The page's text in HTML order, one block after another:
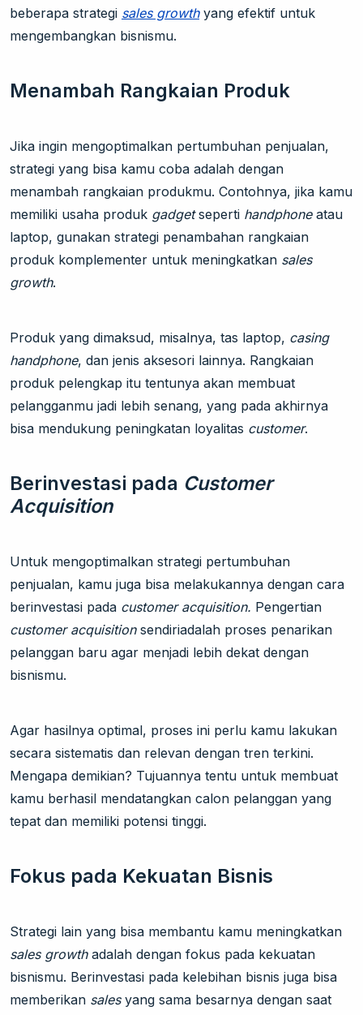
beberapa strategi sales growth yang efektif untuk
mengembangkan bisnismu.
Menambah Rangkaian Produk
Jika ingin mengoptimalkan pertumbuhan penjualan,
strategi yang bisa kamu coba adalah dengan
menambah rangkaian produkmu. Contohnya, jika kamu
memiliki usaha produk gadgetseperti handphone atau
laptop, gunakan strategi penambahan rangkaian
produk komplementer untuk meningkatkan sales
growth.
Produk yang dimaksud, misalnya, tas laptop, casing
handphone, dan jenis aksesori lainnya. Rangkaian
produk pelengkap itu tentunya akan membuat
pelangganmu jadi lebih senang, yang pada akhirnya
bisa mendukung peningkatan loyalitas customer.
Berinvestasi pada Customer
Acquisition
Untuk mengoptimalkan strategi pertumbuhan
penjualan, kamu juga bisa melakukannya dengan cara
berinvestasi pada customer acquisition. Pengertian
customer acquisition sendiriadalah proses penarikan
pelanggan baru agar menjadi lebih dekat dengan
bisnismu.
Agar hasilnya optimal, proses ini perlu kamu lakukan
secara sistematis dan relevan dengan tren terkini.
Mengapa demikian? Tujuannya tentu untuk membuat
kamu berhasil mendatangkan calon pelanggan yang
tepat dan memiliki potensi tinggi.
Fokus pada Kekuatan Bisnis
Strategi lain yang bisa membantu kamu meningkatkan
sales growth adalah dengan fokus pada kekuatan
bisnismu. Berinvestasi pada kelebihan bisnis juga bisa
memberikan sales yang sama besarnya dengan saat